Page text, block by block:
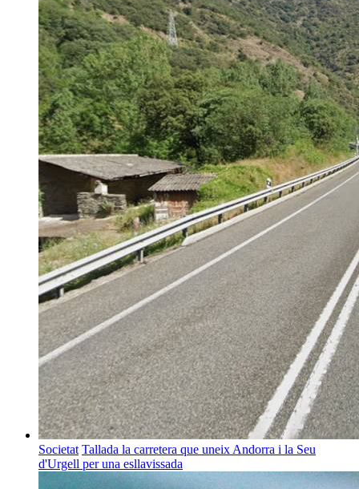
Societat Tallada la carretera que uneix Andorra i la Seu
d'Urgell per una esllavissada